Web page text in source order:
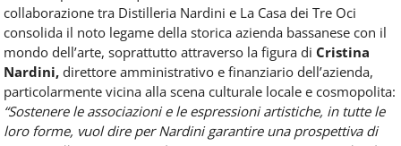
collaborazione tra Distilleria Nardini e La Casa dei Tre Oci
consolida il noto legame della storica azienda bassanese con il
mondo dell’arte, soprattutto attraverso la figura di Cristina
Nardini, direttore amministrativo e finanziario dell’azienda,
particolarmente vicina alla scena culturale locale e cosmopolita:
“Sostenere le associazioni e le espressioni artistiche, in tutte le
loro forme, vuol dire per Nardini garantire una prospettiva di